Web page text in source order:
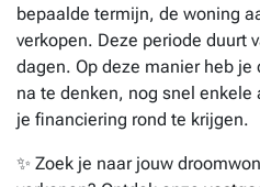
bepaalde termijn, de woning
verkopen. Deze periode duurt
dagen. Op deze manier heb
na te denken, nog snel
je financiering rond te krijgen.
✨ Zoek je naar jouw